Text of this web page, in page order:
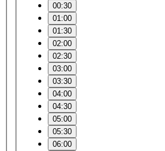
00:30
01:00
01:30
02:00
02:30
03:00
03:30
04:00
04:30
05:00
05:30
06:00